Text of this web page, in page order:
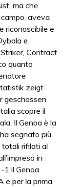
ma che
aveva
riconoscibile e
e
Contract
quanto
zeigt
geschossen
scopre il
Il Genoa è la
segnato più
rifilati al
in
1 il Genoa
e per la prima